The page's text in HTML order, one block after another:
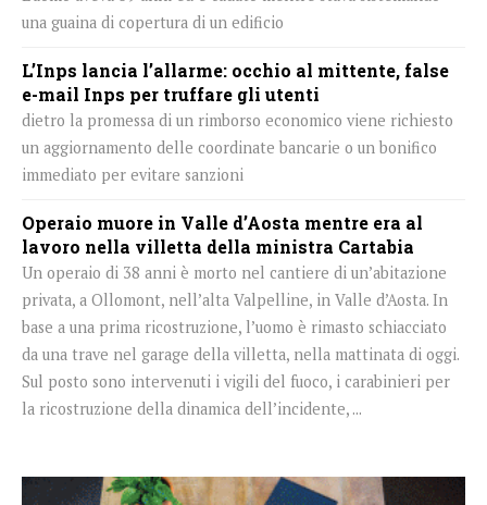
una guaina di copertura di un edificio
L’Inps lancia l’allarme: occhio al mittente, false
e-mail Inps per truffare gli utenti
dietro la promessa di un rimborso economico viene richiesto
un aggiornamento delle coordinate bancarie o un bonifico
immediato per evitare sanzioni
Operaio muore in Valle d’Aosta mentre era al
lavoro nella villetta della ministra Cartabia
Un operaio di 38 anni è morto nel cantiere di un’abitazione
privata, a Ollomont, nell’alta Valpelline, in Valle d’Aosta. In
base a una prima ricostruzione, l’uomo è rimasto schiacciato
da una trave nel garage della villetta, nella mattinata di oggi.
Sul posto sono intervenuti i vigili del fuoco, i carabinieri per
la ricostruzione della dinamica dell’incidente, ...